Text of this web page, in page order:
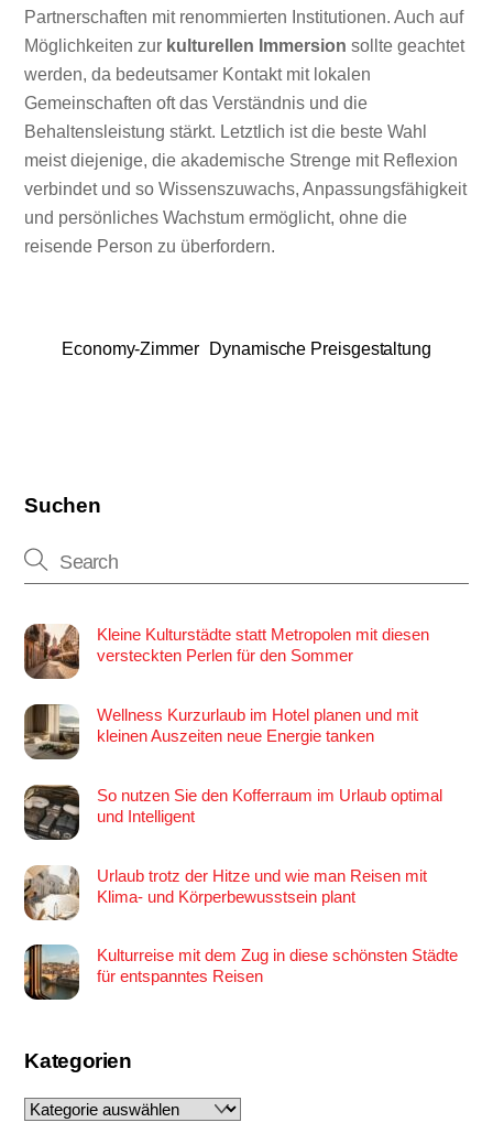
Partnerschaften mit renommierten Institutionen. Auch auf
Möglichkeiten zur kulturellen Immersion sollte geachtet
werden, da bedeutsamer Kontakt mit lokalen
Gemeinschaften oft das Verständnis und die
Behaltensleistung stärkt. Letztlich ist die beste Wahl
meist diejenige, die akademische Strenge mit Reflexion
verbindet und so Wissenszuwachs, Anpassungsfähigkeit
und persönliches Wachstum ermöglicht, ohne die
reisende Person zu überfordern.
Economy-Zimmer Dynamische Preisgestaltung
Suchen
Kleine Kulturstädte statt Metropolen mit diesen
versteckten Perlen für den Sommer
Wellness Kurzurlaub im Hotel planen und mit
kleinen Auszeiten neue Energie tanken
So nutzen Sie den Kofferraum im Urlaub optimal
und Intelligent
Urlaub trotz der Hitze und wie man Reisen mit
Klima- und Körperbewusstsein plant
Kulturreise mit dem Zug in diese schönsten Städte
für entspanntes Reisen
Kategorien
Kategorien